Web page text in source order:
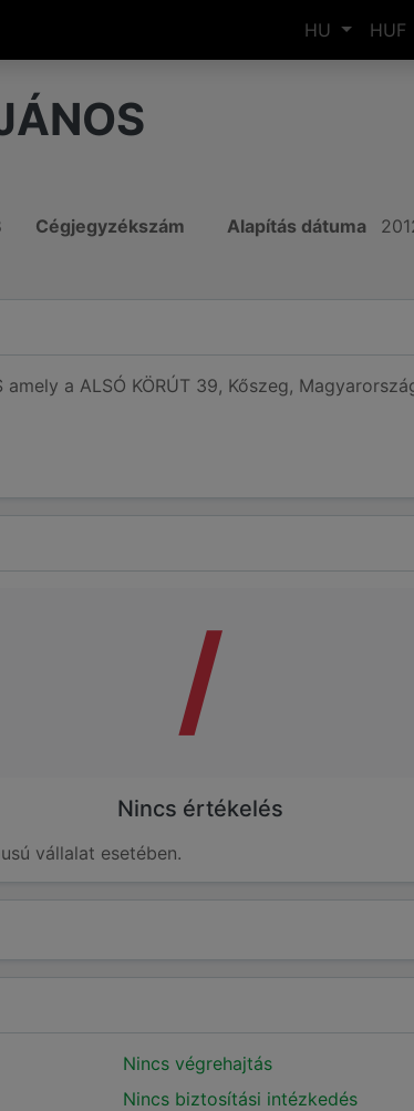
HU HUF
Cégjegyzékszám Alapítás dátuma
amely a ALSÓ KÖRÚT 39, Kőszeg,
/
Nincs értékelés
vállalat esetében.
Nincs végrehajtás
Nincs biztosítási intézkedés